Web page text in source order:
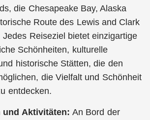
die Chesapeake Bay, Alaska
Route des Lewis and Clark
Jedes Reiseziel bietet einzigartige
Schönheiten, kulturelle
historische Stätten, die den
die Vielfalt und Schönheit
entdecken.
und Aktivitäten: An Bord der